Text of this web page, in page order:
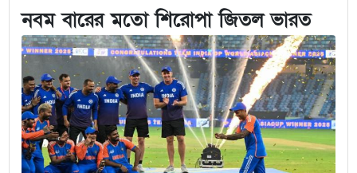
নবম বারের মতো শিরোপা জিতল ভারত